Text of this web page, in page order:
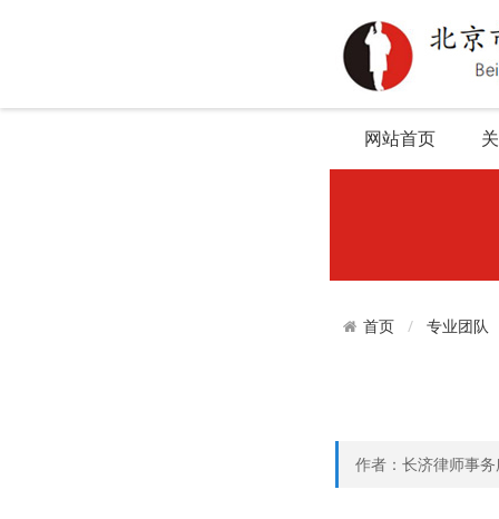
网站首页
首页 专业团队
作者：长济律师事